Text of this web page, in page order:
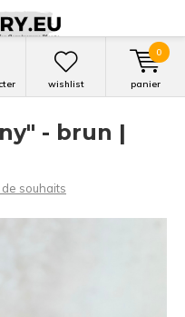
wishlist panier
0
- brun |
souhaits